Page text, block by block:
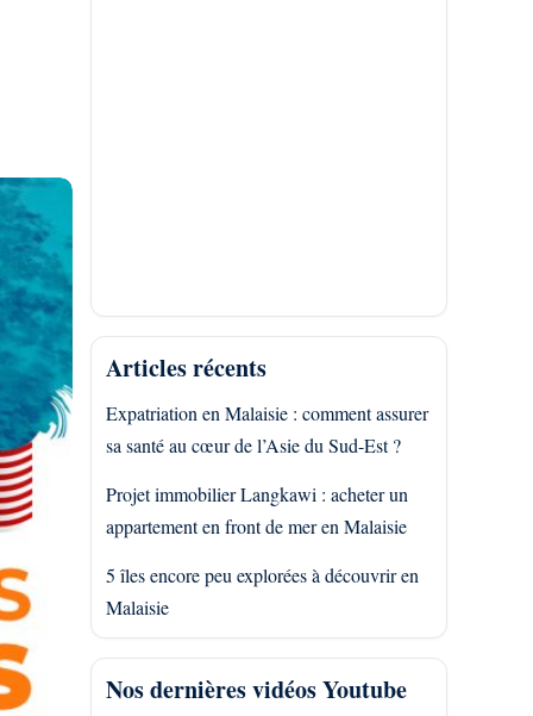
Articles récents
Expatriation en Malaisie : comment assurer
sa santé au cœur de l’Asie du Sud-Est ?
Projet immobilier Langkawi : acheter un
appartement en front de mer en Malaisie
5 îles encore peu explorées à découvrir en
Malaisie
Nos dernières vidéos Youtube